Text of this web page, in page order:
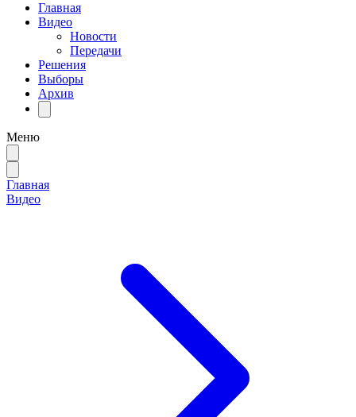
Главная
Видео
Новости
Передачи
Решения
Выборы
Архив
Меню
Главная
Видео